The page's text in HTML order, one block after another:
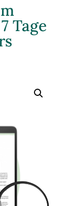
Tage